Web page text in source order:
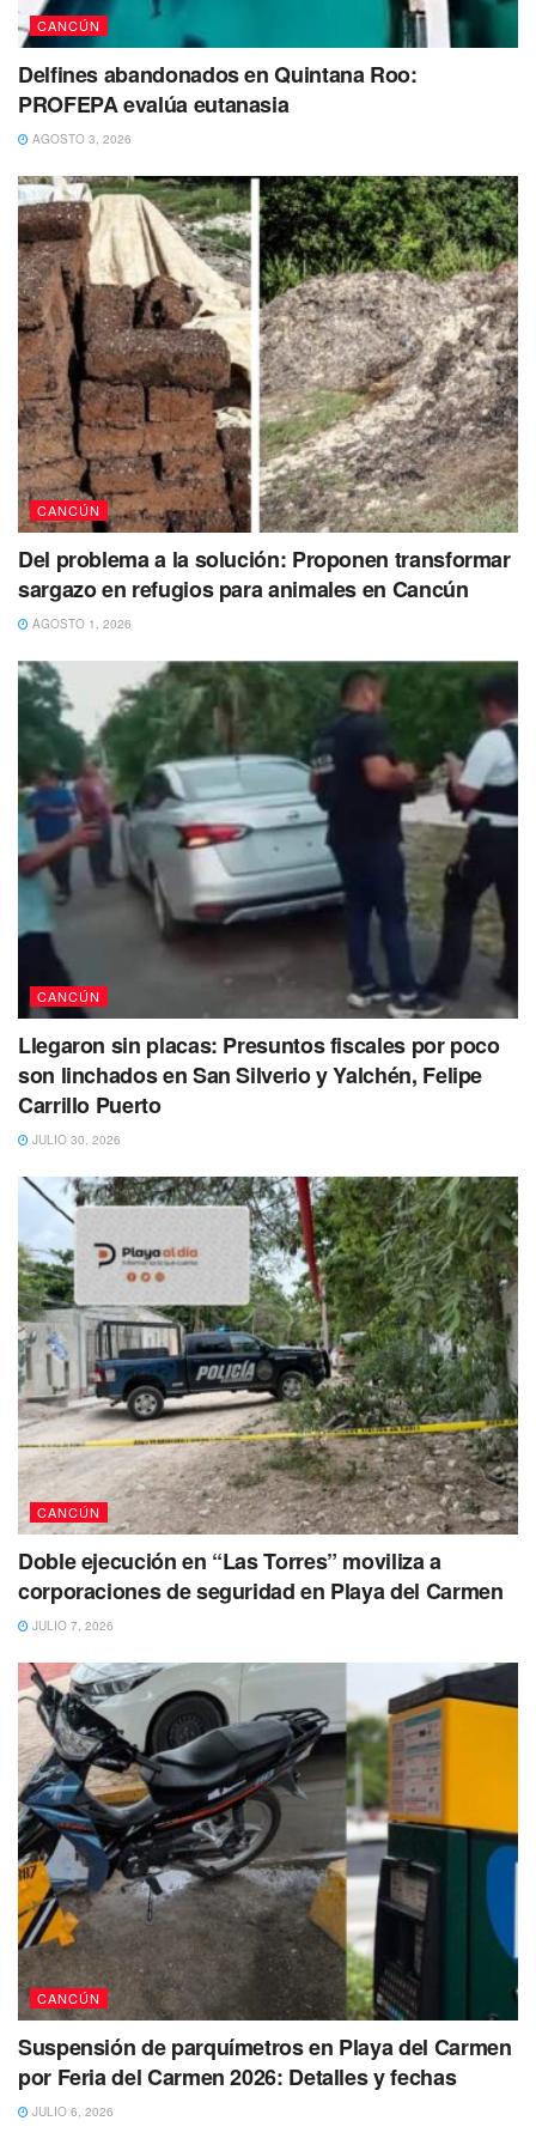
El lugar fue procesado por peritos de diversas
especialidades, quienes levantaron los indicios para
incorporarlos a la carpeta iniciada por fiscales
especializados.
Como parte de este operativoquedó detenida María “P”,
quien fue turnada a la Fiscalía Especializada en Delitos
contra la Saluden su Modalidad de Narcomenudeo, para
el deslinde de responsabilidades en el término jurídico
correspondiente.
Al termino de la diligencia el inmueble fue asegurado y se
colocaron los sellos oficiales.
CANCÚN
Delfines abandonados en Quintana Roo:
PROFEPA evalúa eutanasia
AGOSTO 3, 2026
CANCÚN
Del problema a la solución: Proponen transformar
sargazo en refugios para animales en Cancún
AGOSTO 1, 2026
CANCÚN
Llegaron sin placas: Presuntos fiscales por poco
son linchados en San Silverio y Yalchén, Felipe
Carrillo Puerto
JULIO 30, 2026
CANCÚN
Doble ejecución en “Las Torres” moviliza a
corporaciones de seguridad en Playa del Carmen
JULIO 7, 2026
CANCÚN
Suspensión de parquímetros en Playa del Carmen
por Feria del Carmen 2026: Detalles y fechas
JULIO 6, 2026